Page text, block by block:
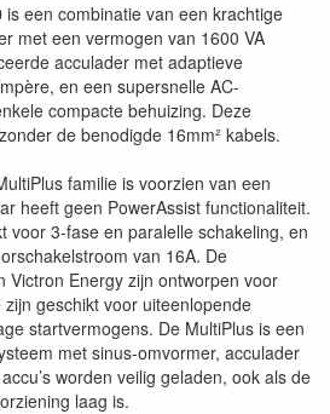
is een combinatie van een krachtige
met een vermogen van 1600 VA
acculader met adaptieve
en een supersnelle AC-
compacte behuizing. Deze
de benodigde 16mm² kabels.
familie is voorzien van een
heeft geen PowerAssist functionaliteit.
voor 3-fase en paralelle schakeling, en
van 16A. De
Victron Energy zijn ontworpen voor
geschikt voor uiteenlopende
startvermogens. De MultiPlus is een
met sinus-omvormer, acculader
worden veilig geladen, ook als de
laag is.